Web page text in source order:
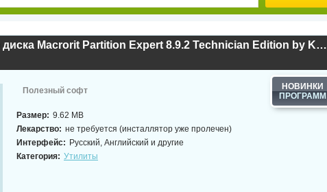
Разбивка жесткого диска Macrorit Partition Expert 8.9.2 Technician Edition by KpoJIuK
Полезный софт НОВИНКИ
Размер: 9.62 MB
Лекарство: не требуется (инсталлятор уже пролечен)
Интерфейс: Русский, Английский и другие
Категория: Утилиты